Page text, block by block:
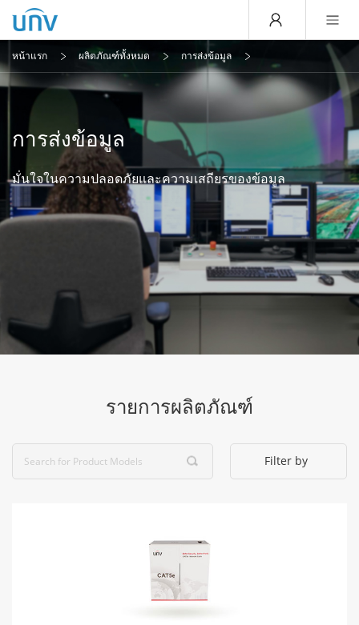
หน้าแรก ผลิตภัณฑ์ทั้งหมด การส่งข้อมูล
การส่งข้อมูล
มั่นใจในความปลอดภัยและความเสถียรของข้อมูล
รายการผลิตภัณฑ์
Filter by